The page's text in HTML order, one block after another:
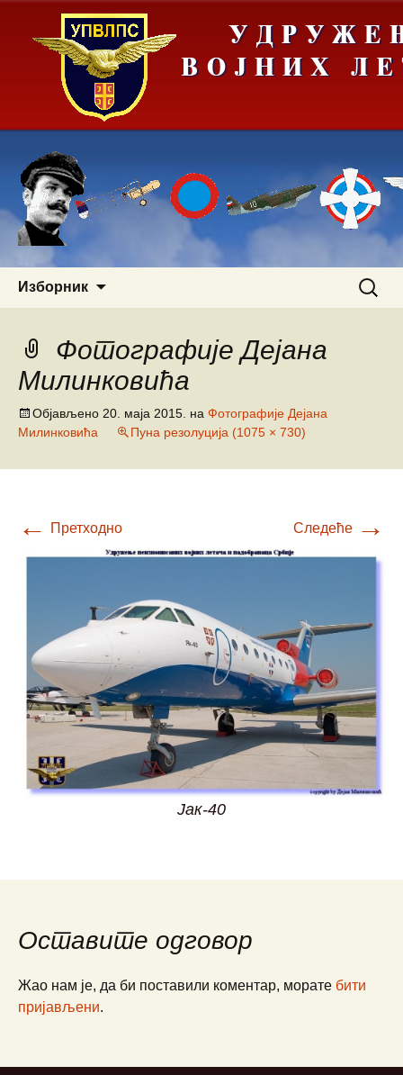
Изборник
Фотографије Дејана
Милинковића
Објављено 20. маја 2015. на Фотографије Дејана
Милинковића
Пуна резолуција (1075 × 730)
← Претходно Следеће →
Јак-40
Оставите одговор
Жао нам је, да би поставили коментар, морате бити
пријављени.